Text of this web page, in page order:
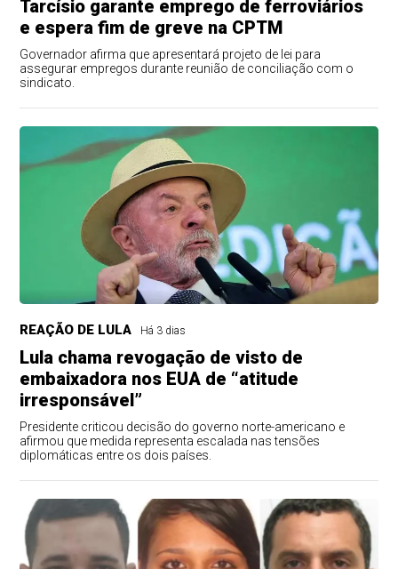
Tarcísio garante emprego de ferroviários
e espera fim de greve na CPTM
Governador afirma que apresentará projeto de lei para
assegurar empregos durante reunião de conciliação com o
sindicato.
REAÇÃO DE LULA Há 3 dias
Lula chama revogação de visto de
embaixadora nos EUA de “atitude
irresponsável”
Presidente criticou decisão do governo norte-americano e
afirmou que medida representa escalada nas tensões
diplomáticas entre os dois países.